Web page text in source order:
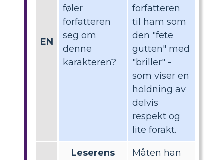
EN
føler
forfatteren
seg om
denne
karakteren?
forfatteren
til ham som
den "fete
gutten" med
"briller" -
som viser en
holdning av
delvis
respekt og
lite forakt.
Leserens
Måten han